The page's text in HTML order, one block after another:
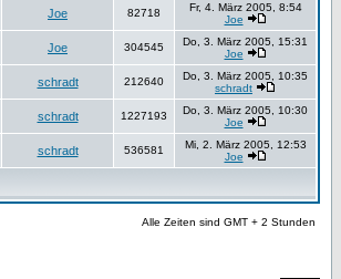
Joe 82718
Fr, 4. März 2005, 8:54
Joe
Joe 304545
Do, 3. März 2005, 15:31
Joe
schradt 212640
Do, 3. März 2005, 10:35
schradt
schradt 1227193
Do, 3. März 2005, 10:30
Joe
schradt 536581
Mi, 2. März 2005, 12:53
Joe
Alle Zeiten sind GMT + 2 Stunden